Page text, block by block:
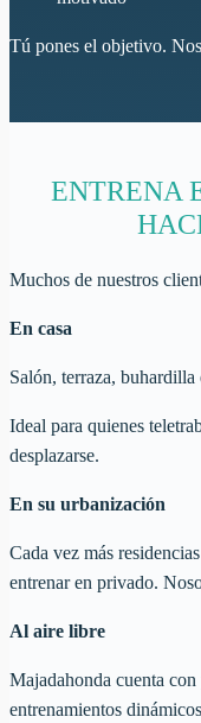
Tú pones el objetivo.
ENTRENA
Muchos de nuestros
En casa
Salón, terraza, buhardilla
Ideal para quienes
desplazarse.
En su urbanización
Cada vez más
entrenar en privado.
Al aire libre
Majadahonda cuenta
entrenamientos